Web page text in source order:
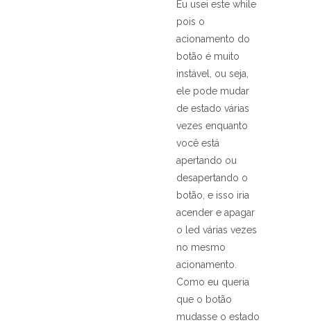
Eu usei este while
pois o
acionamento do
botão é muito
instável, ou seja,
ele pode mudar
de estado várias
vezes enquanto
você está
apertando ou
desapertando o
botão, e isso iria
acender e apagar
o led várias vezes
no mesmo
acionamento.
Como eu queria
que o botão
mudasse o estado